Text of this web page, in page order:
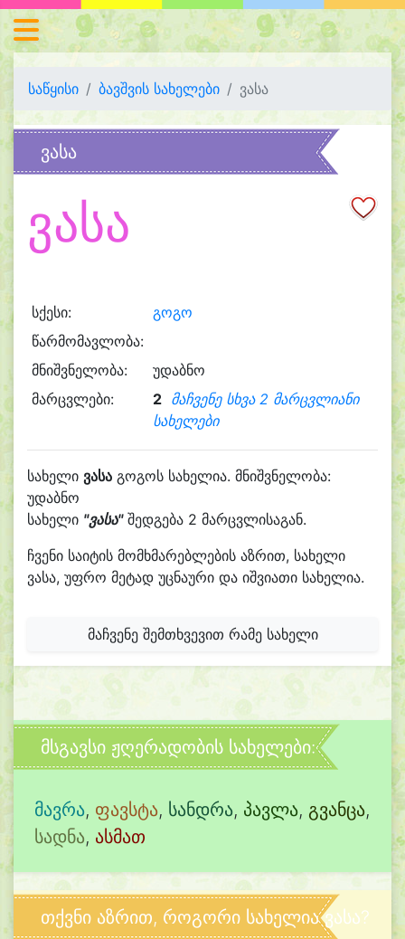
საწყისი ბავშვის სახელები ვასა
ვასა
ვასა
სქესი:
გოგო
წარმომავლობა:
მნიშვნელობა:
უდაბნო
მარცვლები:
2 მაჩვენე სხვა 2 მარცვლიანი
სახელები
სახელი ვასა გოგოს სახელია. მნიშვნელობა:
უდაბნო
სახელი "ვასა"შედგება 2 მარცვლისაგან.
ჩვენი საიტის მომხმარებლების აზრით, სახელი
ვასა, უფრო მეტად უცნაური და იშვიათი სახელია.
მაჩვენე შემთხვევით რამე სახელი
მსგავსი ჟღერადობის სახელები:
მავრა, ფავსტა, სანდრა, პავლა, გვანცა,
სადნა, ასმათ
თქვნი აზრით, როგორი სახელია ვასა?